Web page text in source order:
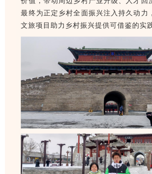
最终为正定乡村全面振兴注入持久动力
文旅项目助力乡村振兴提供可借鉴的实